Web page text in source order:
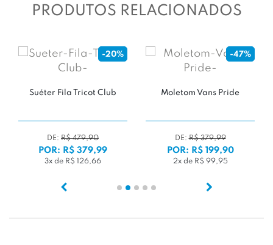
PRODUTOS RELACIONADOS
-20%
Suéter Fila Tricot Club
R$ 479,90
POR: R$ 379,99
3x de R$ 126,66
-47%
Moletom Vans Pride
R$ 379,99
POR: R$ 199,90
2x de R$ 99,95